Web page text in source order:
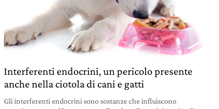
Interferenti endocrini, un pericolo presente
anche nella ciotola di cani e gatti
Gli interferenti endocrini sono sostanze che influiscono